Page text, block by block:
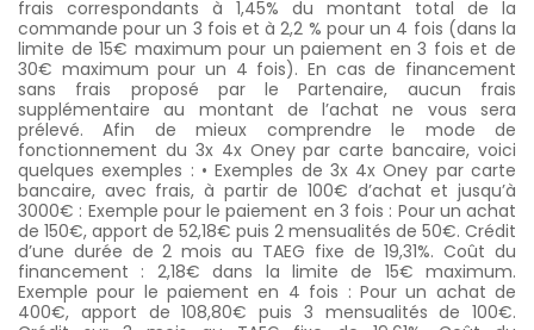
frais correspondants à 1,45% du montant total de la
commande pour un 3 fois et à 2,2 % pour un 4 fois (dans la
limite de 15€ maximum pour un paiement en 3 fois et de
30€ maximum pour un 4 fois). En cas de financement
sans frais proposé par le Partenaire, aucun frais
supplémentaire au montant de l’achat ne vous sera
prélevé. Afin de mieux comprendre le mode de
fonctionnement du 3x 4x Oney par carte bancaire, voici
quelques exemples : • Exemples de 3x 4x Oney par carte
bancaire, avec frais, à partir de 100€ d’achat et jusqu’à
3000€ : Exemple pour le paiement en 3 fois : Pour un achat
de 150€, apport de 52,18€ puis 2 mensualités de 50€. Crédit
d’une durée de 2 mois au TAEG fixe de 19,31%. Coût du
financement : 2,18€ dans la limite de 15€ maximum.
Exemple pour le paiement en 4 fois : Pour un achat de
400€, apport de 108,80€ puis 3 mensualités de 100€.